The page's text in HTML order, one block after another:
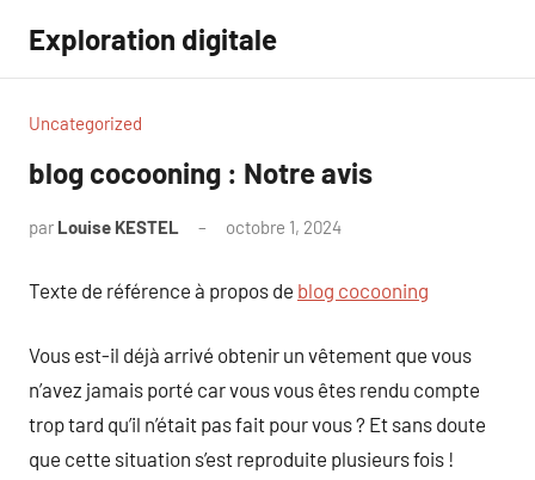
contenu
Exploration digitale
Uncategorized
blog cocooning : Notre avis
par Louise KESTEL octobre 1, 2024
Texte de référence à propos de blog cocooning
Vous est-il déjà arrivé obtenir un vêtement que vous
n’avez jamais porté car vous vous êtes rendu compte
trop tard qu’il n’était pas fait pour vous ? Et sans doute
que cette situation s’est reproduite plusieurs fois !